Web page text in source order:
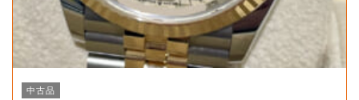
中古品